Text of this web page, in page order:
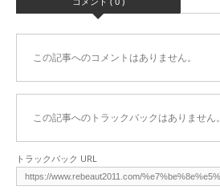
この記事へのコメントはありません。
この記事へのトラックバックはありません。
トラックバック URL